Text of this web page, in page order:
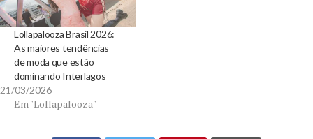
Lollapalooza Brasil 2026:
As maiores tendências
de moda que estão
dominando Interlagos
21/03/2026
Em "Lollapalooza"